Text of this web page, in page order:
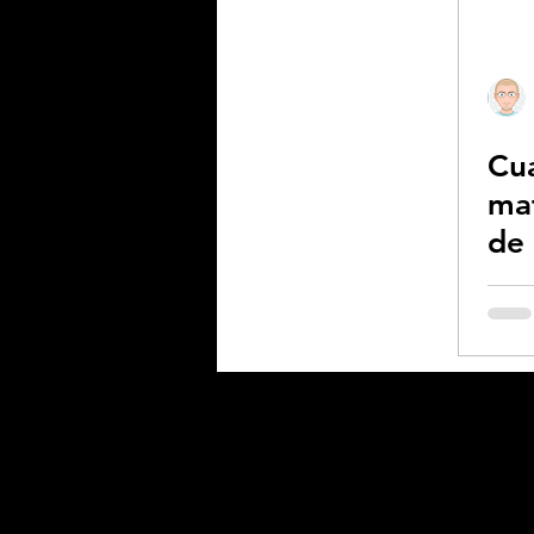
Calentamiento global -
Combustibles fósiles
Crisis
de